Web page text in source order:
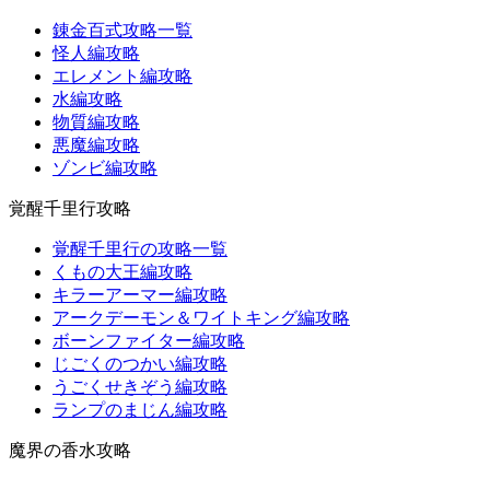
錬金百式攻略一覧
怪人編攻略
エレメント編攻略
水編攻略
物質編攻略
悪魔編攻略
ゾンビ編攻略
覚醒千里行攻略
覚醒千里行の攻略一覧
くもの大王編攻略
キラーアーマー編攻略
アークデーモン＆ワイトキング編攻略
ボーンファイター編攻略
じごくのつかい編攻略
うごくせきぞう編攻略
ランプのまじん編攻略
魔界の香水攻略